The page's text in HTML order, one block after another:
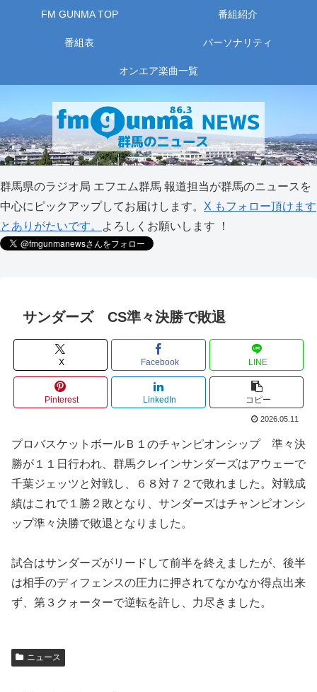
FM GUNMA TOP 番組紹介
番組表 パーソナリティ
オンエア楽曲一覧
群馬県のラジオ局 エフエム群馬 報道担当が群馬のニュースを
中心にピックアップしてお届けします。 X もフォロー頂けます
とありがたいです。
よろしくお願いします ！
サンダーズ CS準々決勝で敗退
X Facebook LINE
Pinterest LinkedIn コピー
2026.05.11
プロバスケットボールＢ１のチャンピオンシップ 準々決
勝が１１日行われ、群馬クレインサンダーズはアウェーで
千葉ジェッツと対戦し、６８対７２で敗れました。対戦成
績はこれで１勝２敗となり、サンダーズはチャンピオンシ
ップ準々決勝で敗退となりました。
試合はサンダーズがリードして前半を終えましたが、後半
は相手のディフェンスの圧力に押されてなかなか得点出来
ず、第３クォーターで逆転を許し、力尽きました。
ニュース